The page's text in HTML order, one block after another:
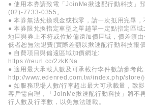
● 使用本券請致電「JoinMe揪速配行動科技」
(02)-7733-0355。
● 本券無法兌換現金或找零，請一次抵用完畢，
● 本券限兌換指定車型之單趟單一定點指定區
地區與券上不符或位於偏遠加價區域，價差須
低者恕無法退費(實際差額以揪速配行動科技報價
● 自費項目與偏遠區域加價網址:
https://reurl.cc/2zkKNa
● 適用最大承載人數及可承載行李件數請參考此:
http://www.edenred.com.tw/index.php/store/
● 如服務現場人數/行李超出最大可承載量，致
客戶需自理，「JoinMe揪速配行動科技」將不
行人數及行李數，以免無法運載。